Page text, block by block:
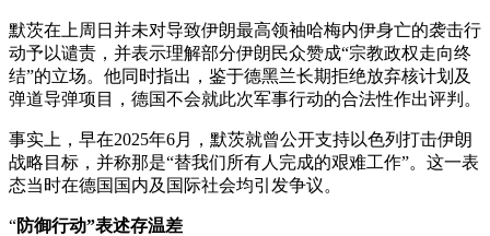
默茨在上周日并未对导致伊朗最高领袖哈梅内伊身亡的袭击行
动予以谴责，并表示理解部分伊朗民众赞成“宗教政权走向终
结”的立场。他同时指出，鉴于德黑兰长期拒绝放弃核计划及
弹道导弹项目，德国不会就此次军事行动的合法性作出评判。
事实上，早在2025年6月，默茨就曾公开支持以色列打击伊朗
战略目标，并称那是“替我们所有人完成的艰难工作”。这一表
态当时在德国国内及国际社会均引发争议。
“防御行动”表述存温差